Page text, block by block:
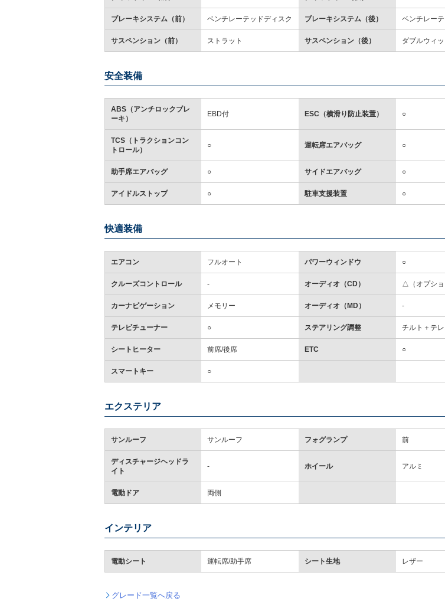
ブレーキシステム（前） ベンチレーテッドディスク ブレーキシステム（後） ベンチレー
サスペンション（前） ストラット サスペンション（後） ダブルウィ
安全装備
ABS（アンチロックブレ
ーキ）
EBD付 ESC（横滑り防止装置） ○
TCS（トラクションコン
トロール）
○ 運転席エアバッグ ○
助手席エアバッグ ○ サイドエアバッグ ○
アイドルストップ ○ 駐車支援装置 ○
快適装備
エアコン フルオート パワーウィンドウ ○
クルーズコントロール - オーディオ（CD） △（オプショ
カーナビゲーション メモリー オーディオ（MD） -
テレビチューナー ○ ステアリング調整 チルト＋テ
シートヒーター 前席/後席 ETC ○
スマートキー ○
エクステリア
サンルーフ サンルーフ フォグランプ 前
ディスチャージヘッドラ
イト
- ホイール アルミ
電動ドア 両側
インテリア
電動シート 運転席/助手席 シート生地 レザー
グレード一覧へ戻る